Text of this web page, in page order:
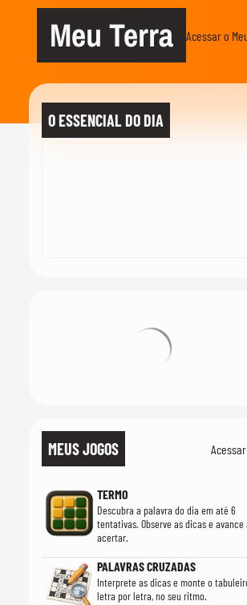
Meu Terra Acessar o
O ESSENCIAL DO DIA
MEUS JOGOS
TERMO
Descubra a palavra do dia em até 6
tentativas. Observe as dicas e avance
acertar.
PALAVRAS CRUZADAS
Interprete as dicas e monte o
letra por letra, no seu ritmo.